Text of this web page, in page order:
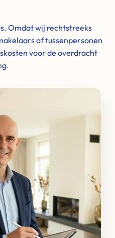
Omdat wij rechtstreeks
of tussenpersonen
voor de overdracht